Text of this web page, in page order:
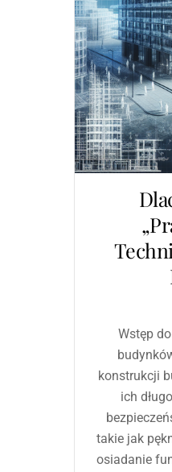
Wstęp
konstrukcji
ich
takie jak
osiadanie